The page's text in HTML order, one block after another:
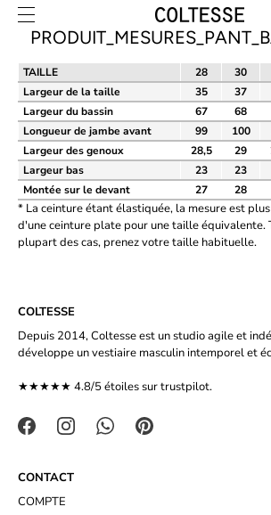
Skip
content
TAILLE 28 30
Largeur de la taille
35 37
Largeur du bassin
67 68
Longueur de jambe avant
99 100
Largeur des genoux
28,5 29
Largeur bas
23 23
Montée sur le devant
27 28
* La ceinture étant élastiquée, la mesure est
d'une ceinture plate pour une taille équivalente.
plupart des cas, prenez votre taille habituelle.
COLTESSE
Depuis 2014, Coltesse est un studio agile et
développe un vestiaire masculin intemporel et
★★★★★ 4.8/5 étoiles surtrustpilot.
CONTACT
COMPTE